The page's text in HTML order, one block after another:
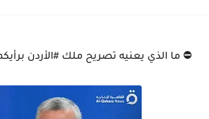
⛔️ ما الذي يعنيه تصريح ملك #الأردن